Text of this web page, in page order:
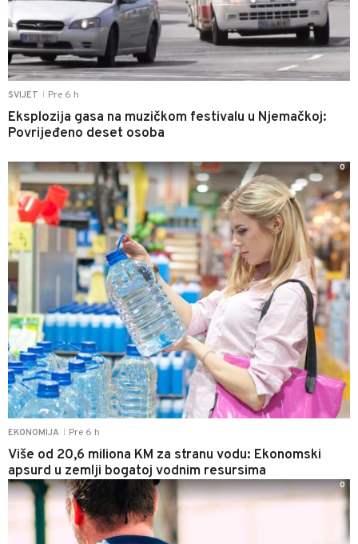
SVIJET Pre 6 h
Eksplozija gasa na muzičkom festivalu u Njemačkoj:
Povrijeđeno deset osoba
EKONOMIJA Pre 6 h
Više od 20,6 miliona KM za stranu vodu: Ekonomski
apsurd u zemlji bogatoj vodnim resursima
0
0